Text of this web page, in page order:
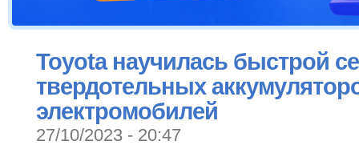
Toyota научилась быстрой
твердотельных
электромобилей
27/10/2023 - 20:47